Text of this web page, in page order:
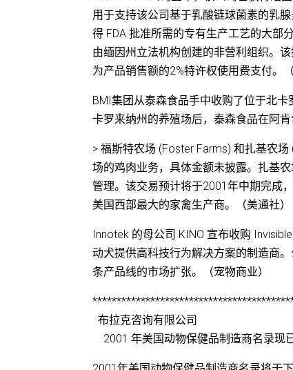
用于支持该公司基于乳酸链球菌素的乳
得 FDA 批准所需的专有生产工艺的大部
由缅因州立法机构创建的非营利组织。
为产品销售额的2%特许权使用费支付。
BMI集团从泰森食品手中收购了位于北
卡罗来纳州的养殖场后，泰森食品在阿
> 福斯特农场 (Foster Farms) 和扎基农
场的鸡肉业务，具体金额未披露。扎基
管理。该交易预计将于2001年中期完成
美国西部最大的家禽生产商。（美通社）
Innotek 的母公司 KINO 宣布收购
动犬提供高科技行为解决方案的制造商
条产品线的市场扩张。（宠物商业）
布拉克咨询有限公司
2001 年美国动物保健品制造商名录现